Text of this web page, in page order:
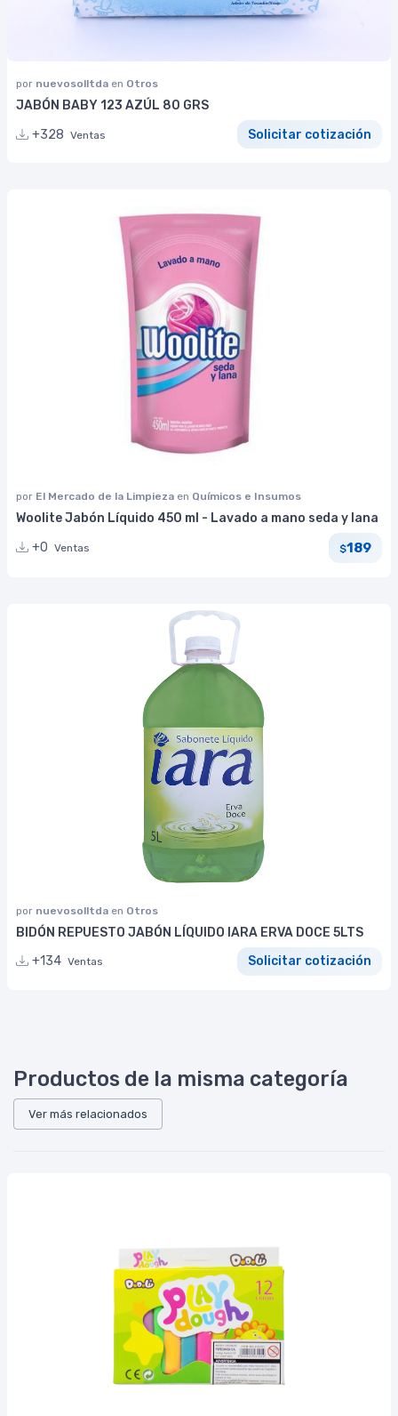
por nuevosolltda en Otros
JABÓN BABY 123 AZÚL 80 GRS
+328 Ventas Solicitar cotización
por El Mercado de la Limpieza en Químicos e Insumos
Woolite Jabón Líquido 450 ml - Lavado a mano seda y lana
+0 Ventas $189
por nuevosolltda en Otros
BIDÓN REPUESTO JABÓN LÍQUIDO IARA ERVA DOCE 5LTS
+134 Ventas Solicitar cotización
Productos de la misma categoría
Ver más relacionados